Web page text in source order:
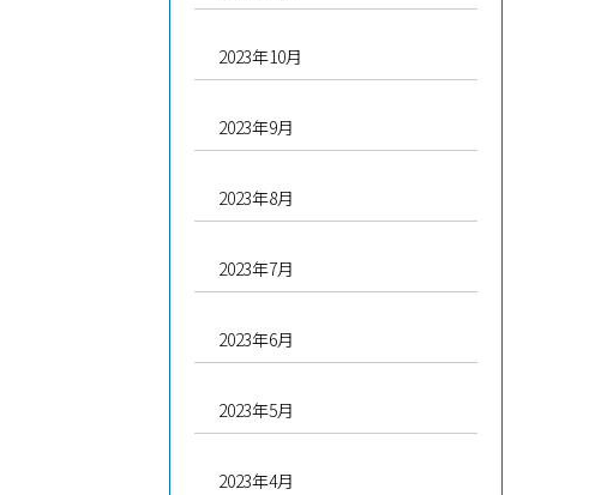
2023年10月
2023年9月
2023年8月
2023年7月
2023年6月
2023年5月
2023年4月